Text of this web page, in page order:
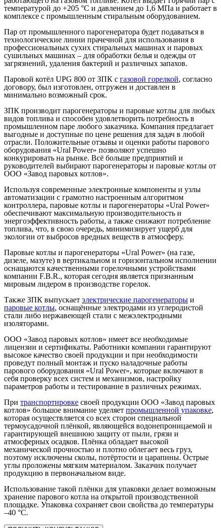
температурой до +205 °С и давлением до 1,6 МПа и работает в
комплексе с промышленным стиральным оборудованием.
Пар от промышленного парогенератора будет подаваться в
технологические линии прачечной для использования в
профессиональных сухих стиральных машинах и паровых
сушильных машинах – для обработки белья и одежды от
загрязнений, удаления бактерий и различных запахов.
Паровой котёл UPG 800 от ЗПК с газовой горелкой, согласно
договору, был изготовлен, отгружен и доставлен в
минимально возможный срок.
ЗПК производит парогенераторы и паровые котлы для любых
видов топлива и способен удовлетворить потребность в
промышленном паре любого заказчика. Компания предлагает
выгодные и доступные по цене решения для задач в любой
отрасли. Положительные отзывы и оценки работы парового
оборудования «Ural Power» позволяют успешно
конкурировать на рынке. Всё больше предприятий и
руководителей выбирают парогенераторы и паровые котлы от
ООО «Завод паровых котлов».
Используя современные электронные компоненты и узлы
автоматизации с грамотно настроенным алгоритмом
контроллера, паровые котлы и парогенераторы «Ural Power»
обеспечивают максимальную производительность и
энергоэффективность работы, а также снижают потребление
топлива, что, в свою очередь, минимизирует ущерб для
экологии от выбросов вредных веществ в атмосферу.
Паровые котлы и парогенераторы «Ural Power» (на газе,
дизеле, мазуте) в вертикальном и горизонтальном исполнении
оснащаются качественными горелочными устройствами
компании F.B.R., которая сегодня является признанным
мировым лидером в производстве горелок.
Также ЗПК выпускает электрические парогенераторы и
паровые котлы, оснащённые электродами из углеродистой
стали либо нержавеющей стали с межэлектродными
изоляторами.
ООО «Завод паровых котлов» имеет все необходимые
лицензии и сертификаты. Работники компании гарантируют
высокое качество своей продукции и при необходимости
проведут полный монтаж и пуско наладочные работы
парового оборудования «Ural Power», которые включают в
себя проверку всех систем и механизмов, настройку
параметров работы и тестирование в различных режимах.
При транспортировке своей продукции ООО «Завод паровых
котлов» большое внимание уделяет промышленной упаковке,
которая осуществляется со всех сторон специальной
термоусадочной плёнкой, являющейся водонепроницаемой и
гарантирующей внешнюю защиту от пыли, грязи и
атмосферных осадков. Плёнка обладает высокой
механической прочностью и плотно облегает весь груз,
поэтому исключены сколы, потёртости и царапины. Острые
углы проложены мягким материалом. Заказчик получает
продукцию в первоначальном виде.
Использование такой плёнки для упаковки делает возможным
хранение парового котла на открытой производственной
площадке. Упаковка сохраняет свои свойства до температуры
–40 °С.